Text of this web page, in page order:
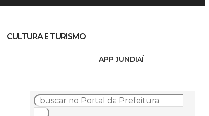
APP JUNDIAÍ
CULTURA E TURISMO